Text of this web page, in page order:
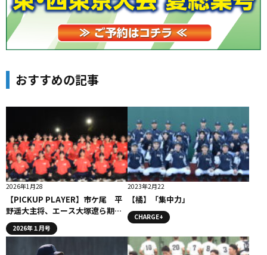
おすすめの記事
2026年1月28
【PICKUP PLAYER】市ケ尾 平
野遥大主将、エース大塚遼ら期待
の世代が最高、最強への挑戦で頂
点を狙う。
2026年１月号
2023年2月22
【橘】「集中力」
CHARGE+